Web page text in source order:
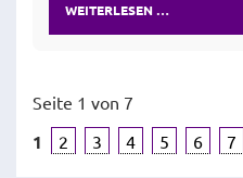
WEITERLESEN …
Seite 1 von 7
1 2 3 4 5 6 7